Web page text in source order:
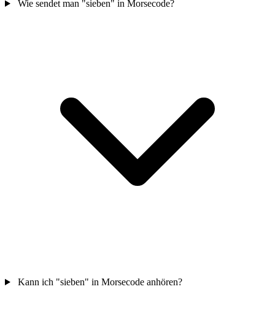
Wie sendet man "sieben" in Morsecode?
Kann ich "sieben" in Morsecode anhören?